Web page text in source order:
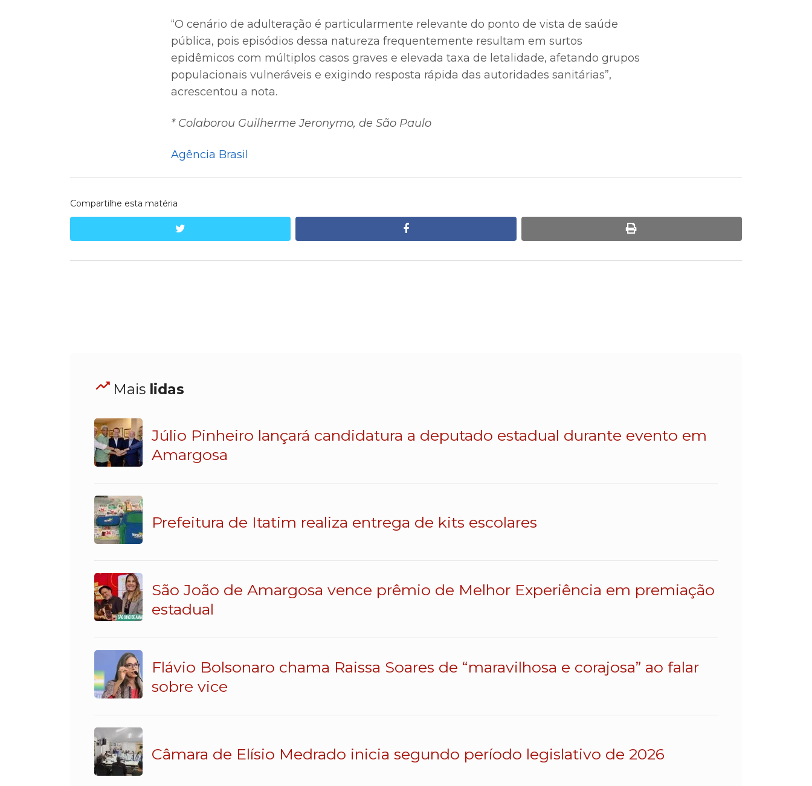
“O cenário de adulteração é particularmente relevante do ponto de vista de saúde
pública, pois episódios dessa natureza frequentemente resultam em surtos
epidêmicos com múltiplos casos graves e elevada taxa de letalidade, afetando grupos
populacionais vulneráveis e exigindo resposta rápida das autoridades sanitárias”,
acrescentou a nota.
* Colaborou Guilherme Jeronymo, de São Paulo
Agência Brasil
Compartilhe esta matéria
facebook print
Mais lidas
Júlio Pinheiro lançará candidatura a deputado estadual durante evento em
Amargosa
Prefeitura de Itatim realiza entrega de kits escolares
São João de Amargosa vence prêmio de Melhor Experiência em premiação
estadual
Flávio Bolsonaro chama Raissa Soares de “maravilhosa e corajosa” ao falar
sobre vice
Câmara de Elísio Medrado inicia segundo período legislativo de 2026